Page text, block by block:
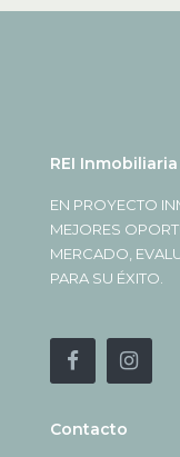
REI Inmobiliaria
EN PROYECTO
MEJORES
MERCADO,
PARA SU ÉXITO.
Contacto